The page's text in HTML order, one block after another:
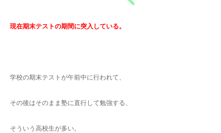
現在期末テストの期間に突入している。
学校の期末テストが午前中に行われて、
その後はそのまま塾に直行して勉強する、
そういう高校生が多い。